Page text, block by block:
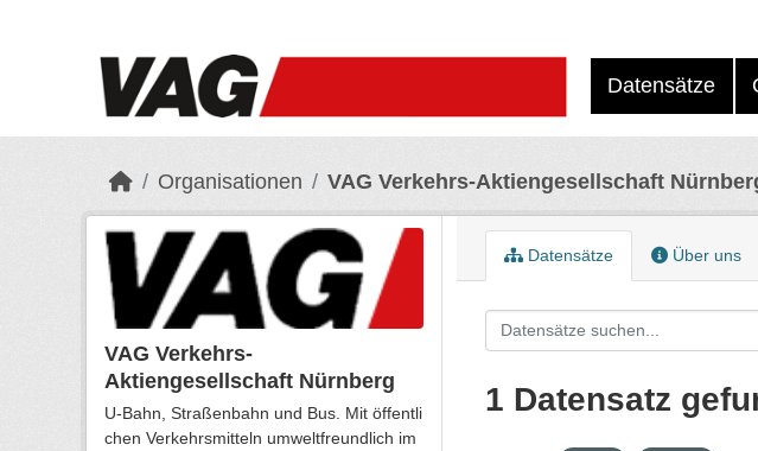
Datensätze
Organisationen VAG Verkehrs-Aktiengesellschaft
VAG Verkehrs-
Aktiengesellschaft Nürnberg
U-Bahn, Straßenbahn und Bus. Mit öffentli
chen Verkehrsmitteln umweltfreundlich im
Datensätze Über uns
1 Datensatz